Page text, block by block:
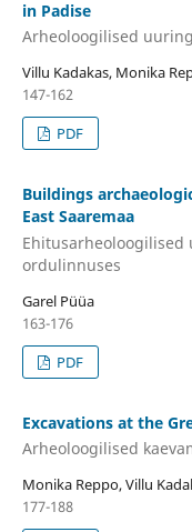
in Padise
Arheoloogilised
Villu Kadakas, Monika
147-162
PDF
Buildings
East Saaremaa
Ehitusarheoloogilised
ordulinnuses
Garel Püüa
163-176
PDF
Excavations at the
Arheoloogilised
Monika Reppo, Villu
177-188